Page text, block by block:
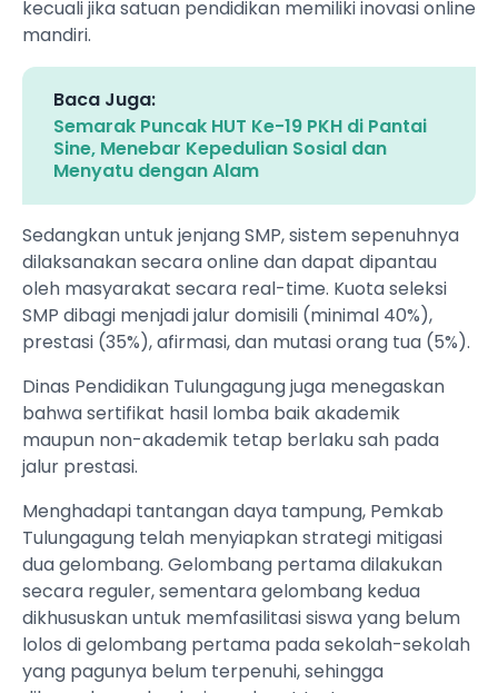
kecuali jika satuan pendidikan memiliki inovasi online
mandiri.
Baca Juga:
Semarak Puncak HUT Ke-19 PKH di Pantai
Sine, Menebar Kepedulian Sosial dan
Menyatu dengan Alam
Sedangkan untuk jenjang SMP, sistem sepenuhnya
dilaksanakan secara online dan dapat dipantau
oleh masyarakat secara real-time. Kuota seleksi
SMP dibagi menjadi jalur domisili (minimal 40%),
prestasi (35%), afirmasi, dan mutasi orang tua (5%).
Dinas Pendidikan Tulungagung juga menegaskan
bahwa sertifikat hasil lomba baik akademik
maupun non-akademik tetap berlaku sah pada
jalur prestasi.
Menghadapi tantangan daya tampung, Pemkab
Tulungagung telah menyiapkan strategi mitigasi
dua gelombang. Gelombang pertama dilakukan
secara reguler, sementara gelombang kedua
dikhususkan untuk memfasilitasi siswa yang belum
lolos di gelombang pertama pada sekolah-sekolah
yang pagunya belum terpenuhi, sehingga